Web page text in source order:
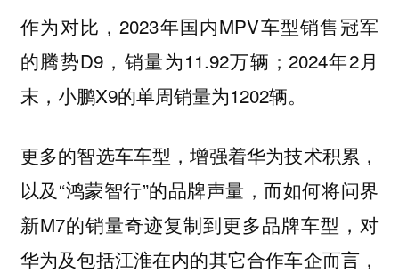
作为对比，2023年国内MPV车型销售冠军
的腾势D9，销量为11.92万辆；2024年2月
末，小鹏X9的单周销量为1202辆。
更多的智选车车型，增强着华为技术积累，
以及“鸿蒙智行”的品牌声量，而如何将问界
新M7的销量奇迹复制到更多品牌车型，对
华为及包括江淮在内的其它合作车企而言，